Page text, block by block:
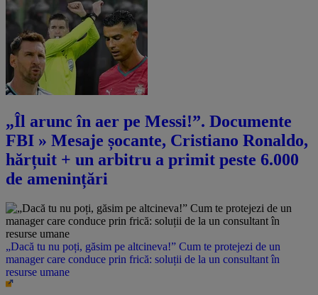
„Îl arunc în aer pe Messi!”. Documente
FBI » Mesaje șocante, Cristiano Ronaldo,
hărțuit + un arbitru a primit peste 6.000
de amenințări
„Dacă tu nu poți, găsim pe altcineva!” Cum te protejezi de un
manager care conduce prin frică: soluții de la un consultant în
resurse umane